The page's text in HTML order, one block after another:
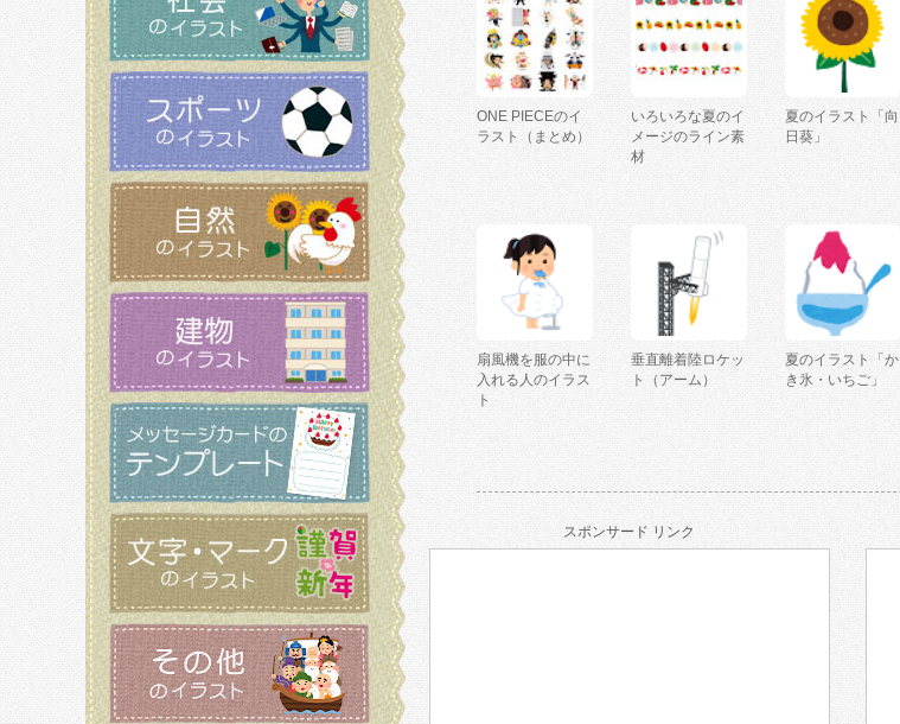
ONE PIECEのイ
ラスト（まとめ）
いろいろな夏のイ
メージのライン素
材
夏のイラスト「向
日葵」
扇風機を服の中に
入れる人のイラス
ト
垂直離着陸ロケッ
ト（アーム）
夏のイラスト「か
き氷・いちご」
スポンサード リンク